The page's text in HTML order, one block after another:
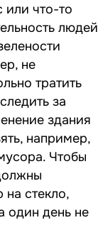
или что-то
людей
не
тратить
за
здания
например,
Чтобы
на стекло,
один день не